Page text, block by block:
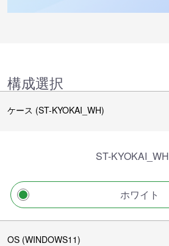
構成選択
ケース (ST-KYOKAI_WH)
ST-KYOKAI_WH
ホワイト
OS (WINDOWS11)